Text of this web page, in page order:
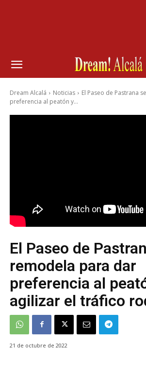
Dream Alcalá Noticias
El Paseo de Pastrana
preferencia al peatón y...
El Paseo de
remodela para dar
preferencia al
agilizar el tráfico
21 de octubre de 2022